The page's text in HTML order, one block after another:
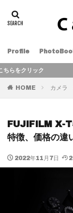
Profile
HOME カメラ
FUJIFILM X-
特徴、価格の違
2022年11月7日